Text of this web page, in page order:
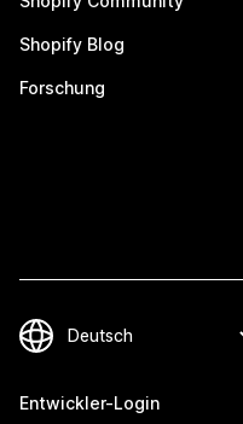
Shopify Blog
Forschung
Entwickler-Login